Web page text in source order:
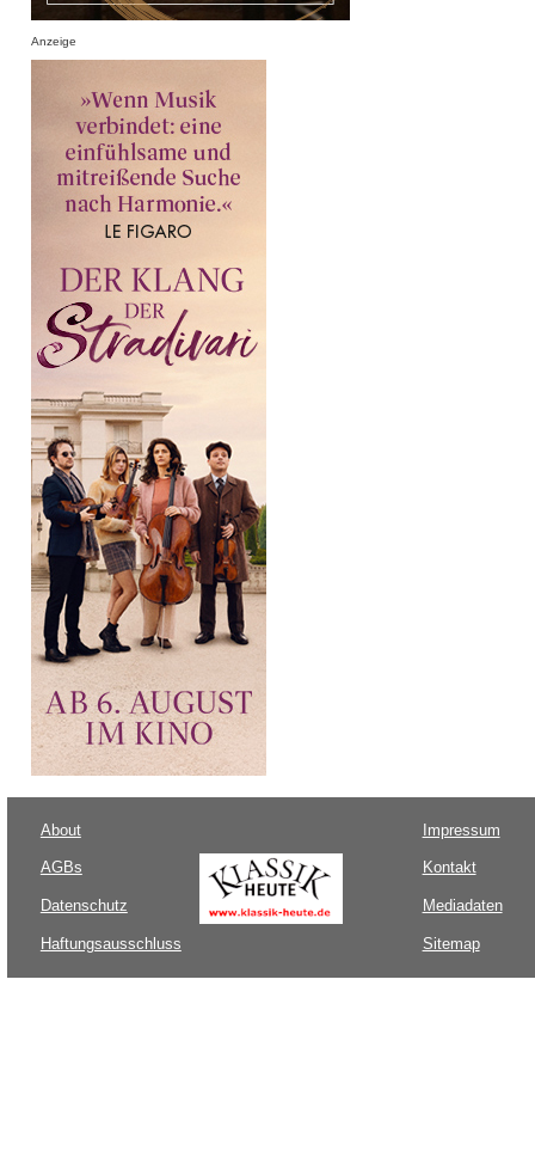
Anzeige
About
AGBs
Datenschutz
Haftungsausschluss
Impressum
Kontakt
Mediadaten
Sitemap